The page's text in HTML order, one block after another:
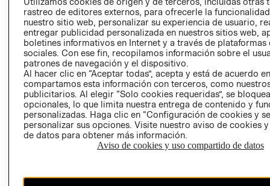
RELACIÓN CON
INVERSIONISTAS
POLÍTICA
EMPRESARIAL
- RETIRO EN
TIENDA
TÉRMINOS Y
CONDICIONES
AVISO DE
PRIVACIDAD
GIFT CARD
AVISO DE
COOKIES
rastreo de editores externos, para ofrecerle la
nuestro sitio web, personalizar su experiencia de usuario,
entregar publicidad personalizada en nuestros sitios web,
boletines informativos en Internet y a través de plataformas
sociales. Con ese fin, recopilamos información sobre el
patrones de navegación y el dispositivo.
Al hacer clic en “Aceptar todas”, acepta y está de acuerdo
compartamos esta información con terceros, como
publicitarios. Al elegir “Solo cookies requeridas”, se
opcionales, lo que limita nuestra entrega de contenido y
personalizadas. Haga clic en “Configuración de cookies y
personalizar sus opciones. Visite nuestro aviso de cookies
de datos para obtener más información.
Aviso de cookies y uso compartido de datos